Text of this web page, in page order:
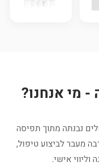
- מי אנחנו?
נבנתה מתוך תפיסה
מעבר לביצוע טיפול,
אישי.